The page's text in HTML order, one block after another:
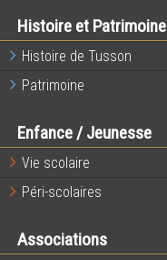
Histoire et Patrimoine
Histoire de Tusson
Patrimoine
Enfance / Jeunesse
Vie scolaire
Péri-scolaires
Associations